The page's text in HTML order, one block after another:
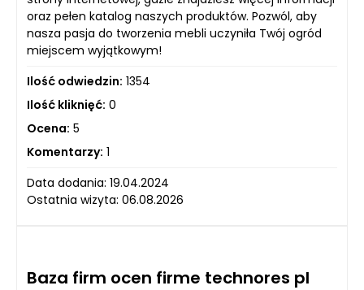
oraz pełen katalog naszych produktów. Pozwól, aby
nasza pasja do tworzenia mebli uczyniła Twój ogród
miejscem wyjątkowym!
Ilość odwiedzin: 1354
Ilość kliknięć: 0
Ocena: 5
Komentarzy: 1
Data dodania: 19.04.2024
Ostatnia wizyta: 06.08.2026
Baza firm ocen firme technores pl